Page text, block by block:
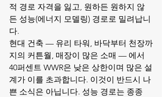
적 경로 자격을 잃고, 원하든 원하지 않
든 성능(에너지 모델링) 경로로 밀려납니
다.
현대 건축 — 유리 타워, 바닥부터 천장까
지의 커튼월, 매장이 많은 소매 — 에서
40퍼센트 WWR은 낮은 상한이며 많은 설
계가 이를 초과합니다. 이것이 반드시 나
쁜 소식은 아닙니다. 성능 경로는 종종